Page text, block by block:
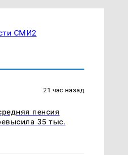
СМИ2
21 час назад
пенсия
35 тыс.